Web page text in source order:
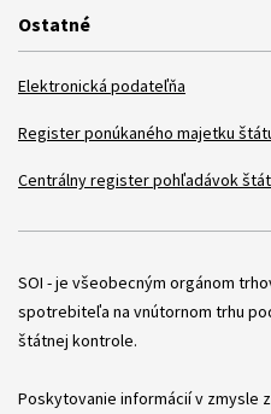
Ostatné
Elektronická podateľňa
Register ponúkaného majetku
Centrálny register pohľadávok
Položky
SOI - je všeobecným orgánom
spotrebiteľa na vnútornom trhu
štátnej kontrole.
Poskytovanie informácií v zmysle